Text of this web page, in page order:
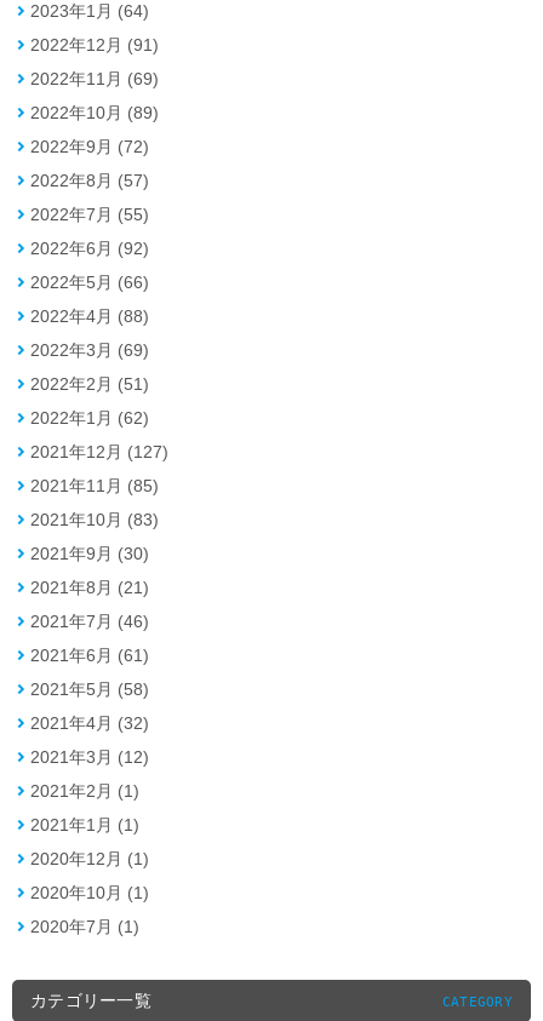
2023年1月 (64)
2022年12月 (91)
2022年11月 (69)
2022年10月 (89)
2022年9月 (72)
2022年8月 (57)
2022年7月 (55)
2022年6月 (92)
2022年5月 (66)
2022年4月 (88)
2022年3月 (69)
2022年2月 (51)
2022年1月 (62)
2021年12月 (127)
2021年11月 (85)
2021年10月 (83)
2021年9月 (30)
2021年8月 (21)
2021年7月 (46)
2021年6月 (61)
2021年5月 (58)
2021年4月 (32)
2021年3月 (12)
2021年2月 (1)
2021年1月 (1)
2020年12月 (1)
2020年10月 (1)
2020年7月 (1)
カテゴリー一覧 CATEGORY